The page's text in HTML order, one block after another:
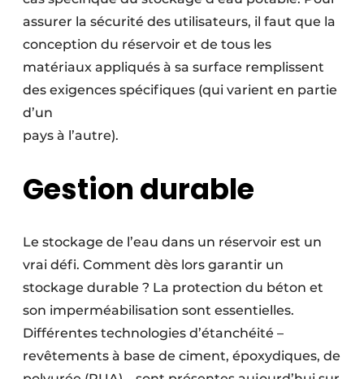
assurer la sécurité des utilisateurs, il faut que la
conception du réservoir et de tous les
matériaux appliqués à sa surface remplissent
des exigences spécifiques (qui varient en partie
d’un
pays à l’autre).
Gestion durable
Le stockage de l’eau dans un réservoir est un
vrai défi. Comment dès lors garantir un
stockage durable ? La protection du béton et
son imperméabilisation sont essentielles.
Différentes technologies d’étanchéité –
revêtements à base de ciment, époxydiques, de